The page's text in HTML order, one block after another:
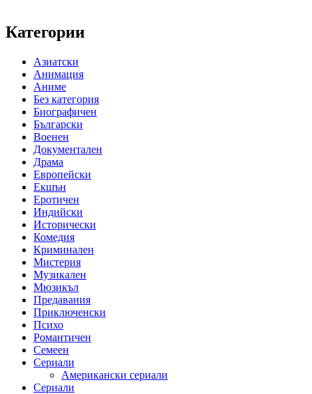
Категории
Азиатски
Анимация
Аниме
Без категория
Биографичен
Български
Военен
Документален
Драма
Европейски
Екшън
Еротичен
Индийски
Исторически
Комедия
Криминален
Мистерия
Музикален
Мюзикъл
Предавания
Приключенски
Психо
Романтичен
Семеен
Сериали
Американски сериали
Сериали